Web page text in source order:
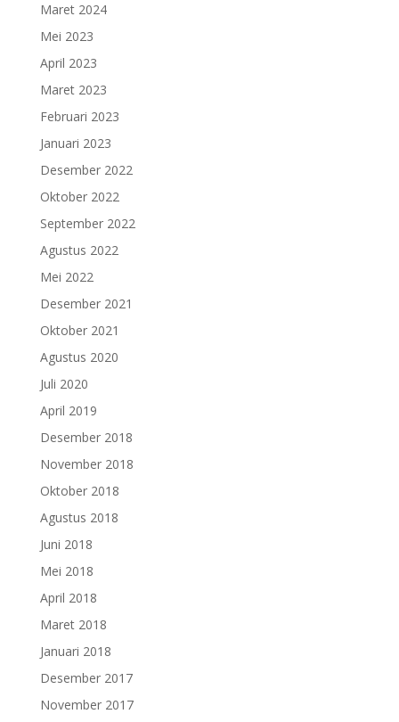
Maret 2024
Mei 2023
April 2023
Maret 2023
Februari 2023
Januari 2023
Desember 2022
Oktober 2022
September 2022
Agustus 2022
Mei 2022
Desember 2021
Oktober 2021
Agustus 2020
Juli 2020
April 2019
Desember 2018
November 2018
Oktober 2018
Agustus 2018
Juni 2018
Mei 2018
April 2018
Maret 2018
Januari 2018
Desember 2017
November 2017